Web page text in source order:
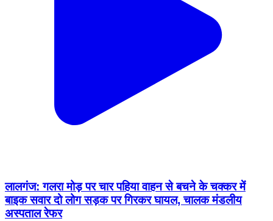
लालगंज: गलरा मोड़ पर चार पहिया वाहन से बचने के चक्कर में
बाइक सवार दो लोग सड़क पर गिरकर घायल, चालक मंडलीय
अस्पताल रेफर